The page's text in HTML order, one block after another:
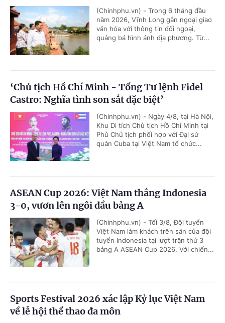
(Chinhphu.vn) - Trong 6 tháng đầu
năm 2026, Vĩnh Long gắn ngoại giao
văn hóa với thông tin đối ngoại,
quảng bá hình ảnh địa phương. Từ...
‘Chủ tịch Hồ Chí Minh - Tổng Tư lệnh Fidel
Castro: Nghĩa tình son sắt đặc biệt’
(Chinhphu.vn) - Ngày 4/8, tại Hà Nội,
Khu Di tích Chủ tịch Hồ Chí Minh tại
Phủ Chủ tịch phối hợp với Đại sứ
quán Cuba tại Việt Nam tổ chức...
ASEAN Cup 2026: Việt Nam thắng Indonesia
3-0, vươn lên ngôi đầu bảng A
(Chinhphu.vn) - Tối 3/8, Đội tuyển
Việt Nam làm khách trên sân của đội
tuyển Indonesia tại lượt trận thứ 3
bảng A ASEAN Cup 2026. Với chiến...
Sports Festival 2026 xác lập Kỷ lục Việt Nam
về lễ hội thể thao đa môn